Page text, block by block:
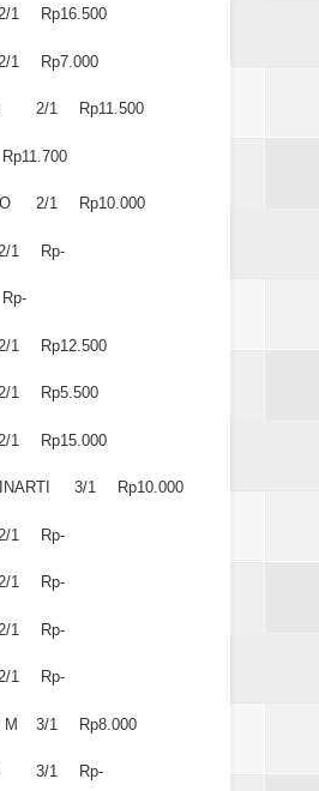
1 Rp16.500
2/1 Rp7.000
2/1 Rp11.500
Rp11.700
2/1 Rp10.000
2/1 Rp-
Rp-
2/1 Rp12.500
1 Rp5.500
2/1 Rp15.000
3/1 Rp10.000
2/1 Rp-
1 Rp-
2/1 Rp-
1 Rp-
M 3/1 Rp8.000
3/1 Rp-